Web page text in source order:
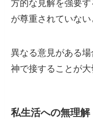
方的な見解を強要
が尊重されていない
異なる意見がある
神で接することが大
私生活への無理解